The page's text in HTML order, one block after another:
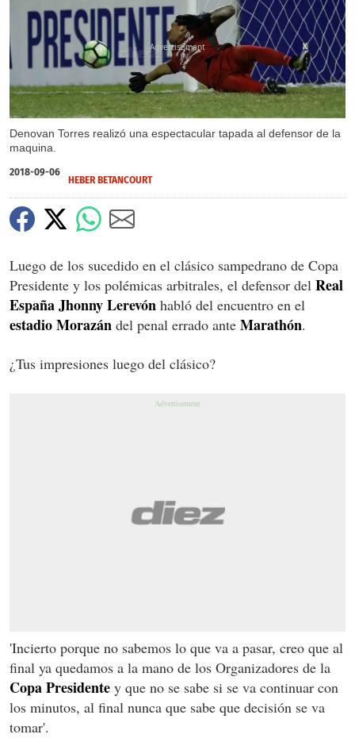
Denovan Torres realizó una espectacular tapada al defensor de la
maquina.
X
2018-09-06
HEBER BETANCOURT
Luego de los sucedido en el clásico sampedrano de Copa
Presidente y los polémicas arbitrales, el defensor del Real
EspañaJhonny Lerevón habló del encuentro en el
estadio Morazán del penal errado ante Marathón.
¿Tus impresiones luego del clásico?
'Incierto porque no sabemos lo que va a pasar, creo que al
final ya quedamos a la mano de los Organizadores de la
Copa Presidente y que no se sabe si se va continuar con
los minutos, al final nunca que sabe que decisión se va
tomar'.